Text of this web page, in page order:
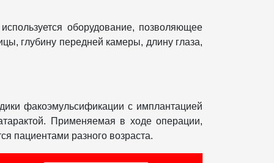
оборудование, позволяющее
глубину передней камеры, длину глаза,
факоэмульсификации с имплантацией
Применяемая в ходе операции,
пациентами разного возраста.